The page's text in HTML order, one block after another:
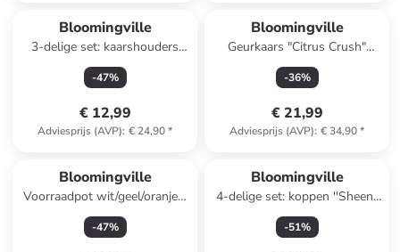
Bloomingville
3-delige set: kaarshouders
bruin/lichtbruin/mosterdgeel -
(B)19 x (H)7 x (D)6cm
-47%
€ 12,99
Adviesprijs (AVP): € 24,90*
Bloomingville
Geurkaars "Citrus Crush"
lichtblauw - 335 g
-36%
€ 21,99
Adviesprijs (AVP): € 34,90*
Bloomingville
Voorraadpot wit/geel/oranje -
(H)12 x Ø 11 cm
-47%
Bloomingville
4-delige set: koppen ''Sheen''
lichtbruin/turquoise - 400 ml
-51%